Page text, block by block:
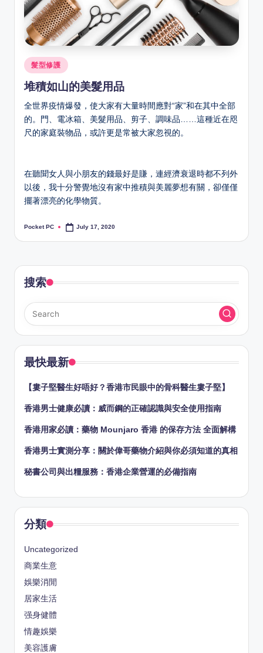
Posted
in
髮型修護
堆積如山的美髮用品
全世界疫情爆發，使大家有大量時間應對“家”和在其中全部
的。門、電冰箱、 美髮用品、剪子、調味品……這種近在咫
尺的家庭裝物品，或許更是常被大家忽視的。
在聽聞女人與小朋友的錢最好是賺，連經濟衰退時都不列外
以後，我十分警覺地沒有家中推積與美麗夢想有關，卻僅僅
擺著漂亮的化學物質。
Posted
Pocket PC July 17, 2020
搜索
最快最新
【婁子堅醫生好唔好？香港市民眼中的骨科醫生婁子堅】
香港男士健康必讀：威而鋼的正確認識與安全使用指南
香港用家必讀：藥物 Mounjaro 香港 的保存方法 全面解構
香港男士實測分享：關於偉哥藥物介紹與你必須知道的真相
秘書公司與出糧服務：香港企業營運的必備指南
分類
Uncategorized
商業生意
娛樂消閒
居家生活
强身健體
情趣娛樂
美容護膚